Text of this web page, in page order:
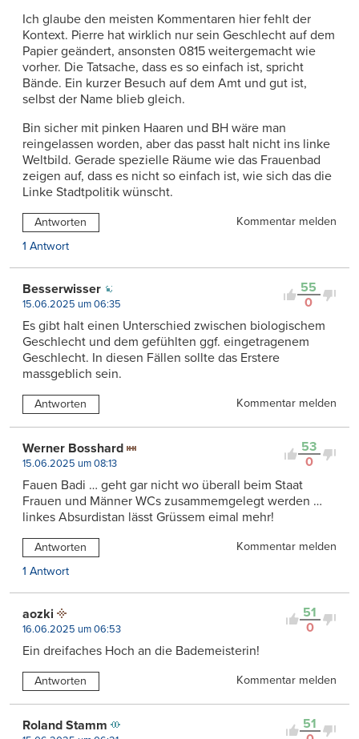
Ich glaube den meisten Kommentaren hier fehlt der
Kontext. Pierre hat wirklich nur sein Geschlecht auf dem
Papier geändert, ansonsten 0815 weitergemacht wie
vorher. Die Tatsache, dass es so einfach ist, spricht
Bände. Ein kurzer Besuch auf dem Amt und gut ist,
selbst der Name blieb gleich.
Bin sicher mit pinken Haaren und BH wäre man
reingelassen worden, aber das passt halt nicht ins linke
Weltbild. Gerade spezielle Räume wie das Frauenbad
zeigen auf, dass es nicht so einfach ist, wie sich das die
Linke Stadtpolitik wünscht.
Antworten
Kommentar melden
1 Antwort
55
0
Besserwisser
15.06.2025 um 06:35
Es gibt halt einen Unterschied zwischen biologischem
Geschlecht und dem gefühlten ggf. eingetragenem
Geschlecht. In diesen Fällen sollte das Erstere
massgeblich sein.
Antworten Kommentar melden
53
0
Werner Bosshard
15.06.2025 um 08:13
Fauen Badi … geht gar nicht wo überall beim Staat
Frauen und Männer WCs zusammemgelegt werden …
linkes Absurdistan lässt Grüssem eimal mehr!
Antworten
Kommentar melden
1 Antwort
51
0
aozki
16.06.2025 um 06:53
Ein dreifaches Hoch an die Bademeisterin!
Antworten Kommentar melden
51
Roland Stamm